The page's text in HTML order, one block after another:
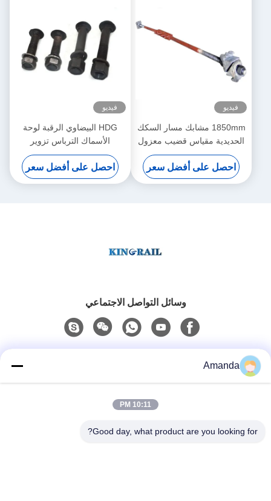
فيديو
1850mm مشابك مسار السكك
الحديدية مقياس قضيب معزول
وغير معزول ODM
احصل على أفضل سعر
فيديو
HDG البيضاوي الرقبة لوحة
الأسماك الترباس تزوير
AREMA الدرجة القياسية 5
احصل على أفضل سعر
وسائل التواصل الاجتماعي
0086-15556982932
Amanda
10:11 PM
Good day, what product are you looking for?